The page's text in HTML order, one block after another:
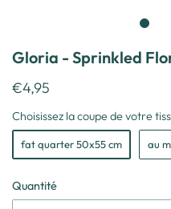
Gloria - Sprinkled
€4,95
Choisissez la coupe de votre
fat quarter 50x55 cm au
Quantité